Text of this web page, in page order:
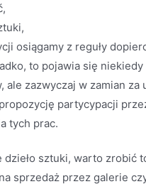
osiągamy z reguły
to pojawia się
ale zazwyczaj w zamian za
partycypacji
tych prac.
sztuki, warto zrobić
sprzedaż przez galerie